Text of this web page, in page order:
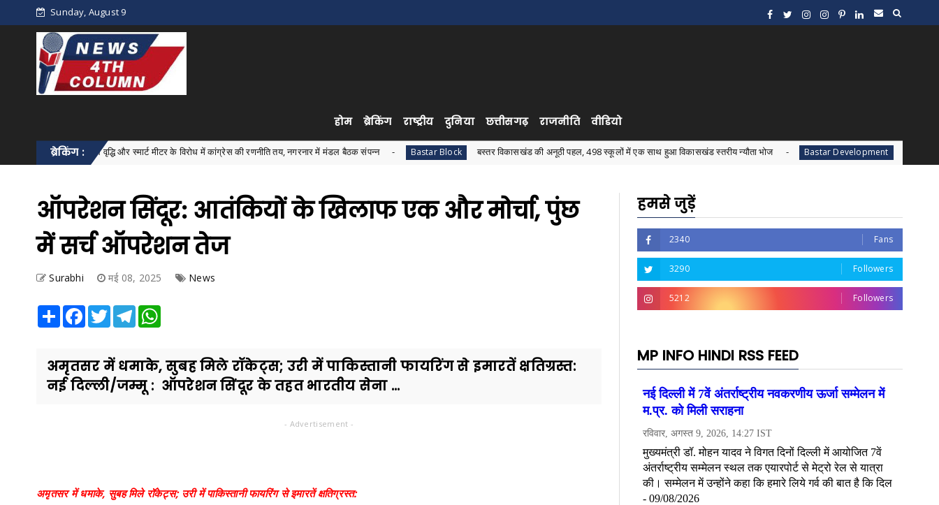
Sunday, August 9
होम ब्रेकिंग राष्ट्रीय दुनिया छत्तीसगढ़ राजनीति वीडियो
ब्रेकिंग :
बिजली बिल वृद्धि और स्मार्ट मीटर के विरोध में कांग्रेस की रणनीति तय, नगरनार में मंडल बैठक संपन्न Bastar Block बस्तर विकासखंड की अनूठी पहल, 498 स्कूलों में एक साथ हुआ विकासखंड स्तरीय न्यौता भोज Bastar Development बस्तर के जनजातीय विकास
ऑपरेशन सिंदूर: आतंकियों के खिलाफ एक और मोर्चा, पुंछ
में सर्च ऑपरेशन तेज
Surabhi मई 08, 2025 News
Share Facebook
TwitterTelegram
अमृतसर में धमाके, सुबह मिले रॉकेट्स; उरी में पाकिस्तानी फायरिंग से इमारतें क्षतिग्रस्त:
नई दिल्ली/जम्मू : ऑपरेशन सिंदूर के तहत भारतीय सेना ...
- Advertisement -
अमृतसर में धमाके, सुबह मिले रॉकेट्स; उरी में पाकिस्तानी फायरिंग से इमारतें क्षतिग्रस्त:
हमसे जुड़ें
2340 Fans
3290 Followers
5212 Followers
MP INFO HINDI RSS FEED